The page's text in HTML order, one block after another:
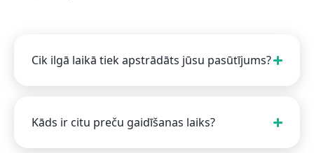
Cik ilgā laikā tiek apstrādāts jūsu pasūtījums?
Kāds ir citu preču gaidīšanas laiks?